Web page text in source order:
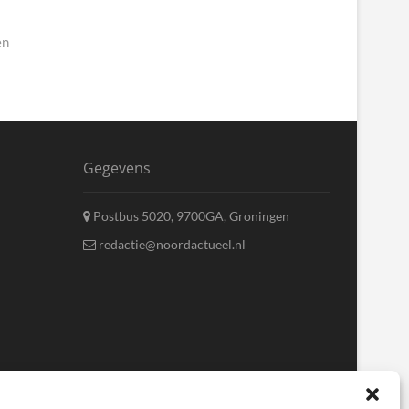
Gegevens
Postbus 5020, 9700GA, Groningen
redactie@noordactueel.nl